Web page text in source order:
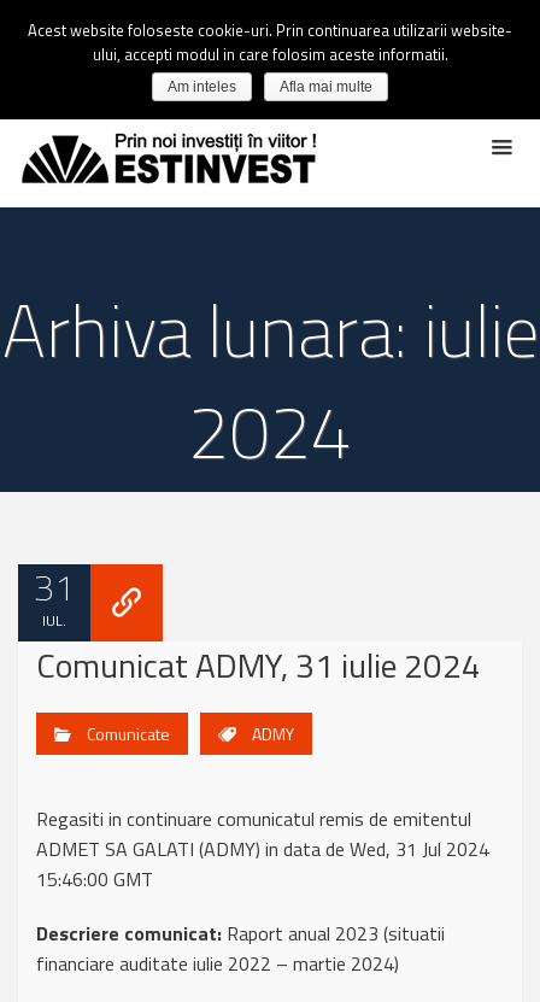
Arhiva lunara: iulie
2024
31
IUL.
Comunicat ADMY, 31 iulie 2024
Comunicate ADMY
Regasiti in continuare comunicatul remis de emitentul
ADMET SA GALATI (ADMY) in data de Wed, 31 Jul 2024
15:46:00 GMT
Descriere comunicat: Raport anual 2023 (situatii
financiare auditate iulie 2022 – martie 2024)
Acest website foloseste cookie-uri. Prin continuarea utilizarii website-
ului, accepti modul in care folosim aceste informatii.
Am inteles Afla mai multe